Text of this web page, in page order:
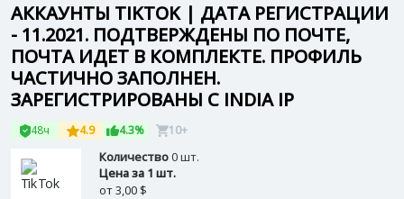
АККАУНТЫ TIKTOK | ДАТА РЕГИСТРАЦИИ
- 11.2021. ПОДТВЕРЖДЕНЫ ПО ПОЧТЕ,
ПОЧТА ИДЕТ В КОМПЛЕКТЕ. ПРОФИЛЬ
ЧАСТИЧНО ЗАПОЛНЕН.
ЗАРЕГИСТРИРОВАНЫ С INDIA IP
48ч 4.9 4.3% 10+
Количество0 шт.
Цена за 1 шт.
от3,00 $